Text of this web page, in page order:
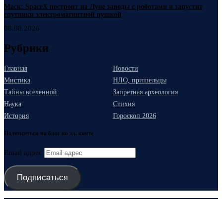
Маск: SpaceX построит на Луне заводы с роботами и запустит
спутники электромагнитной пушкой
08.08.2026
Рубрики
Главная
Новости
Мистика
НЛО, пришельцы
Тайны вселенной
Запретная археология
Наука
Стихия
История
Гороскоп 2026
Подписаться на блог по эл. почте
Email адрес
Подписаться